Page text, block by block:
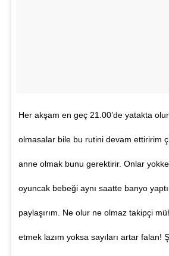
Her akşam en geç 21.00’de yatakta
olmasalar bile bu rutini devam ettiririm
anne olmak bunu gerektirir. Onlar
oyuncak bebeği aynı saatte banyo
paylaşırım. Ne olur ne olmaz takipçi
etmek lazım yoksa sayıları artar falan!